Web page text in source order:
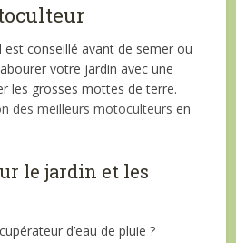
conseillé avant de semer ou
votre jardin avec une
les grosses mottes de terre.
des meilleurs motoculteurs en
le jardin et les
d’eau de pluie ?